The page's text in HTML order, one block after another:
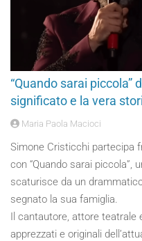
“Quando sarai piccola”
significato e la vera
Maria Paola Macioci
Simone Cristicchi partecipa
con “Quando sarai piccola”,
scaturisce da un
segnato la sua famiglia.
Il cantautore, attore teatrale
apprezzati e originali